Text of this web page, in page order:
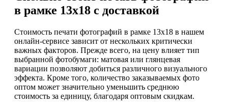
в рамке 13х18 с доставкой
Стоимость печати фотографий в рамке 13х18 в нашем
онлайн-сервисе зависит от нескольких критически
важных факторов. Прежде всего, на цену влияет тип
выбранной фотобумаги: матовая или глянцевая
вариации позволяют добиться различного визуального
эффекта. Кроме того, количество заказываемых фото
оптом может значительно уменьшить среднюю
стоимость за единицу, благодаря оптовым скидкам.